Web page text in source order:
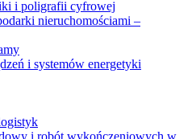
i poligrafii cyfrowej
nieruchomościami –
i systemów energetyki
i robót wykończeniowych w